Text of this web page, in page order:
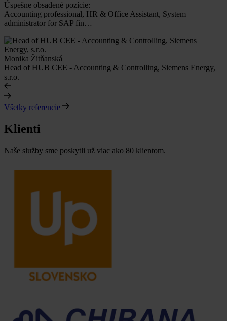
Úspešne obsadené pozície:
Accounting professional, HR & Office Assistant, System
administrator for SAP fin…
Monika Žitňanská
Head of HUB CEE - Accounting & Controlling, Siemens Energy,
s.r.o.
Všetky referencie
Klienti
Naše služby sme poskytli už viac ako 80 klientom.